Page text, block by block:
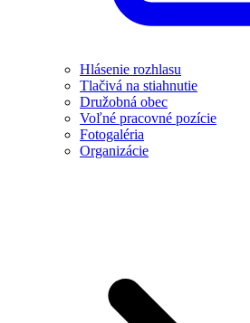
Hlásenie rozhlasu
Tlačivá na stiahnutie
Družobná obec
Voľné pracovné pozície
Fotogaléria
Organizácie